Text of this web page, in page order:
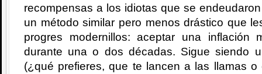
recompensas a los idiotas que se
un método similar pero menos drástico que
progres modernillos: aceptar una inflación
durante una o dos décadas. Sigue siendo
(¿qué prefieres, que te lancen a las llamas